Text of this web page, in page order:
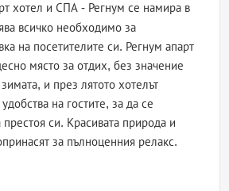
хотел и СПА - Регнум се намира в
всичко необходимо за
на посетителите си. Регнум апарт
място за отдих, без значение
и през лятото хотелът
на гостите, за да се
престоя си. Красивата природа и
за пълноценния релакс.